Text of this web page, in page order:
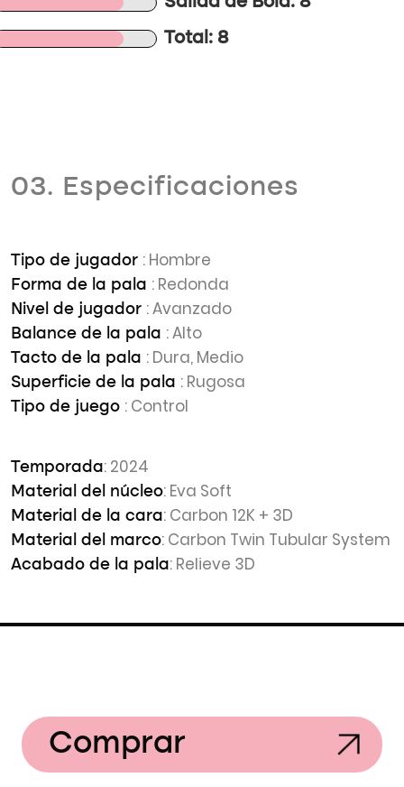
Total: 8
03. Especificaciones
Tipo de jugador : Hombre
Forma de la pala : Redonda
Nivel de jugador : Avanzado
Balance de la pala : Alto
Tacto de la pala : Dura, Medio
Superficie de la pala : Rugosa
Tipo de juego : Control
Temporada: 2024
Material del núcleo: Eva Soft
Material de la cara: Carbon 12K + 3D
Material del marco: Carbon Twin Tubular System
Acabado de la pala: Relieve 3D
Comprar